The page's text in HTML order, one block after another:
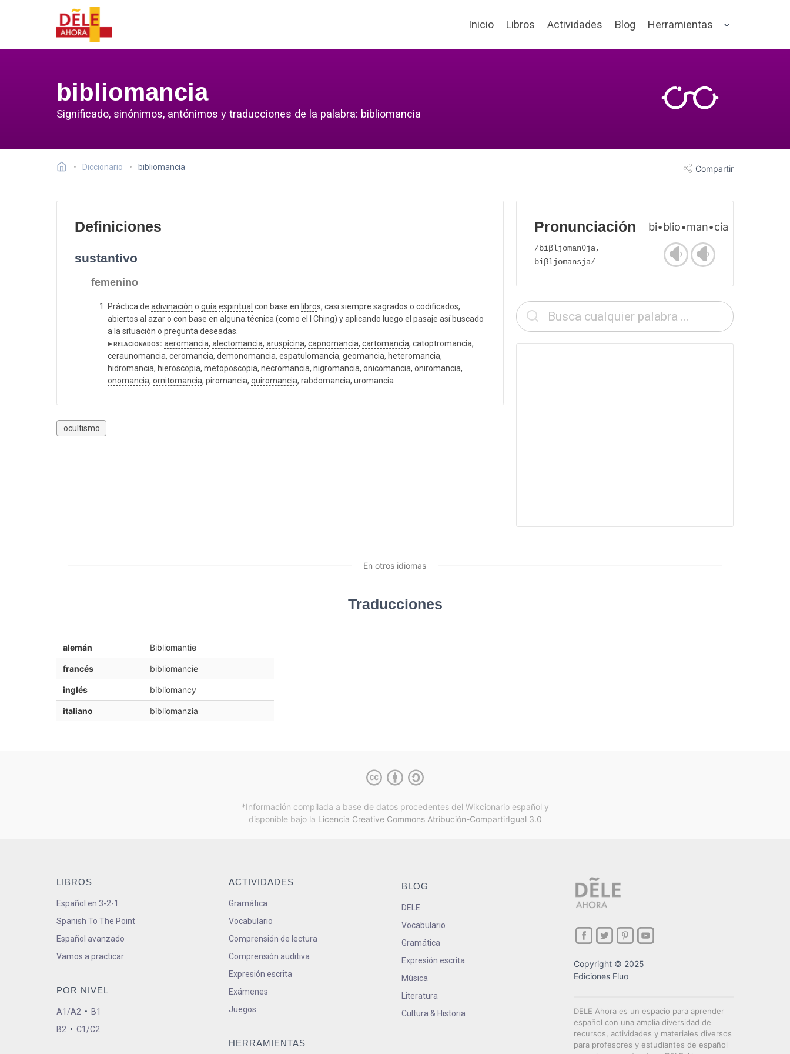
Inicio Libros Actividades Blog Herramientas
bibliomancia
Significado, sinónimos, antónimos y traducciones de la palabra: bibliomancia
Diccionario bibliomancia Compartir
Definiciones
sustantivo
femenino
Práctica de adivinación o guíaespiritual con base en libros, casi siempre sagrados o codificados,
abiertos al azar o con base en alguna técnica (como el I Ching) y aplicando luego el pasaje así buscado
a la situación o pregunta deseadas.
▸ relacionados: aeromancia, alectomancia, aruspicina, capnomancia, cartomancia, catoptromancia,
ceraunomancia, ceromancia, demonomancia, espatulomancia, geomancia, heteromancia,
hidromancia, hieroscopia, metoposcopia, necromancia, nigromancia, onicomancia, oniromancia,
onomancia, ornitomancia, piromancia, quiromancia, rabdomancia, uromancia
ocultismo
Pronunciación bi•blio•man•cia
/biβljomanθja,
biβljomansja/
En otros idiomas
Traducciones
alemán Bibliomantie
francés bibliomancie
inglés bibliomancy
italiano bibliomanzia
*Información compilada a base de datos procedentes del Wikcionario español y
disponible bajo la Licencia Creative Commons Atribución-CompartirIgual 3.0
LIBROS
Español en 3-2-1
Spanish To The Point
Español avanzado
Vamos a practicar
POR NIVEL
A1/A2 • B1
B2 • C1/C2
ACTIVIDADES
Gramática
Vocabulario
Comprensión de lectura
Comprensión auditiva
Expresión escrita
Exámenes
Juegos
HERRAMIENTAS
BLOG
DELE
Vocabulario
Gramática
Expresión escrita
Música
Literatura
Cultura & Historia
Copyright © 2025
Ediciones Fluo
DELE Ahora es un espacio para aprender
español con una amplia diversidad de
recursos, actividades y materiales diversos
para profesores y estudiantes de español